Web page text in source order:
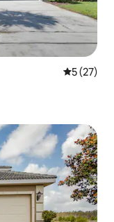
從 27 則評
5 (27)